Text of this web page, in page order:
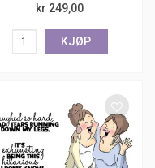
kr 249,00
KJØP